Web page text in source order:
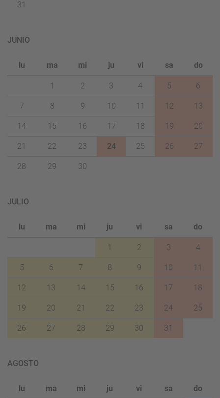
31
JUNIO
lu ma mi ju vi sa do
1 2 3 4 5 6
7 8 9 10 11 12 13
14 15 16 17 18 19 20
21 22 23 24 25 26 27
28 29 30
JULIO
lu ma mi ju vi sa do
1 2 3 4
5 6 7 8 9 10 11
12 13 14 15 16 17 18
19 20 21 22 23 24 25
26 27 28 29 30 31
AGOSTO
lu ma mi ju vi sa do